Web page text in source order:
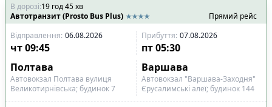
В дорозі:19 год45хв
Автотранзит (Prosto Bus Plus)
Прямий рейс
Відправлення: 06.08.2026 Прибуття: 07.08.2026
чт09:45 пт 05:30
Полтава
Варшава
Автовокзал Полтава вулиця
Великотирнівська; будинок 7
Автовокзал "Варшава-Заходня"
Єрусалимські алеї; будинок 144